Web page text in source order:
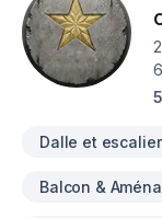
5
Dalle et
Balcon &